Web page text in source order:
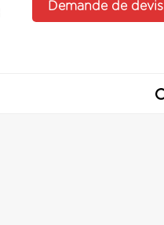
Demande de devis